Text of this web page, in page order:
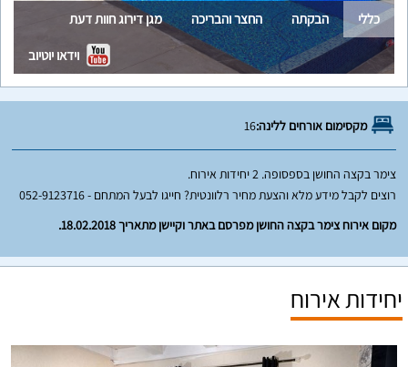
כללי הבקתה החצר והבריכה מגן דירוג חוות דעת
וידאו יוטיוב
מקסימום אורחים ללינה:16
צימר בקצה החושן בספסופה. 2 יחידות אירוח.
רוצים לקבל מידע מלא והצעת מחיר רלוונטית? חייגו לבעל המתחם - 052-9123716
מקום אירוח צימר בקצה החושן מפרסם באתר וקיישן מתאריך 18.02.2018.
יחידות אירוח